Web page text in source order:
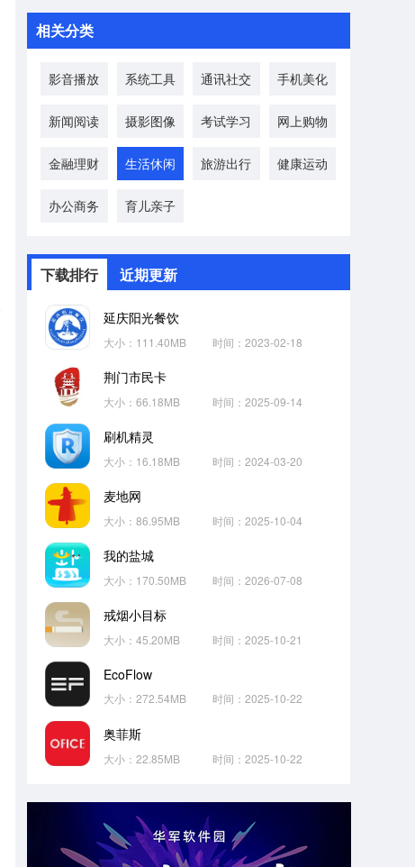
相关分类
影音播放 系统工具 通讯社交 手机美化
新闻阅读 摄影图像 考试学习 网上购物
金融理财 生活休闲 旅游出行 健康运动
办公商务 育儿亲子
下载排行 近期更新
延庆阳光餐饮
大小：111.40MB 时间：2023-02-18
荆门市民卡
大小：66.18MB 时间：2025-09-14
刷机精灵
大小：16.18MB 时间：2024-03-20
麦地网
大小：86.95MB 时间：2025-10-04
我的盐城
大小：170.50MB 时间：2026-07-08
戒烟小目标
大小：45.20MB 时间：2025-10-21
EcoFlow
大小：272.54MB 时间：2025-10-22
奥菲斯
大小：22.85MB 时间：2025-10-22